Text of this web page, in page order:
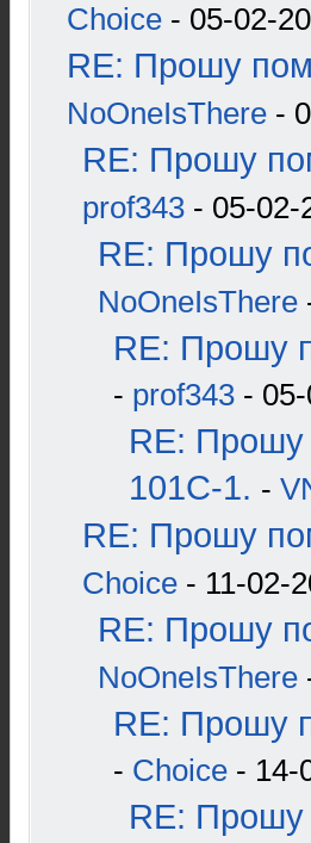
Choice - 05-02-
RE: Прошу
NoOneIsThere -
RE: Прошу
prof343 - 05-02-
RE: Прошу
NoOneIsThere
RE: Прошу
- prof343 -
RE: Прошу
101С-1. -
RE: Прошу
Choice - 11-02-
RE: Прошу
NoOneIsThere
RE: Прошу
- Choice - 14-
RE: Прошу